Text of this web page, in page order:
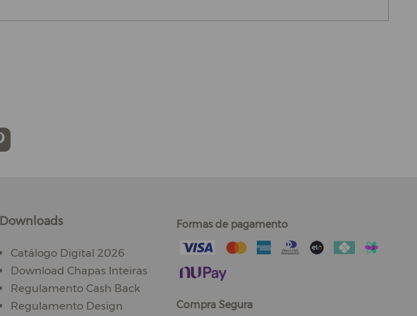
.
Downloads
Catálogo Digital 2026
Download Chapas Inteiras
Regulamento Cash Back
Regulamento Design
Formas de pagamento
Compra Segura